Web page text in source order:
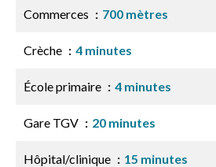
Commerces 700 mètres
Crèche 4 minutes
École primaire 4 minutes
Gare TGV 20 minutes
Hôpital/clinique 15 minutes